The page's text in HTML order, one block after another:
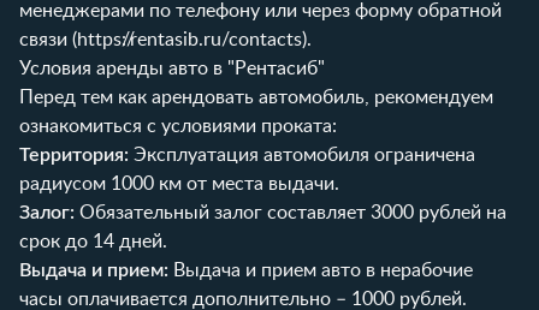
менеджерами по телефону или через форму обратной
связи (https://rentasib.ru/contacts).
Условия аренды авто в "Рентасиб"
Перед тем как арендовать автомобиль, рекомендуем
ознакомиться с условиями проката:
Территория: Эксплуатация автомобиля ограничена
радиусом 1000 км от места выдачи.
Залог: Обязательный залог составляет 3000 рублей на
срок до 14 дней.
Выдача и прием: Выдача и прием авто в нерабочие
часы оплачивается дополнительно – 1000 рублей.